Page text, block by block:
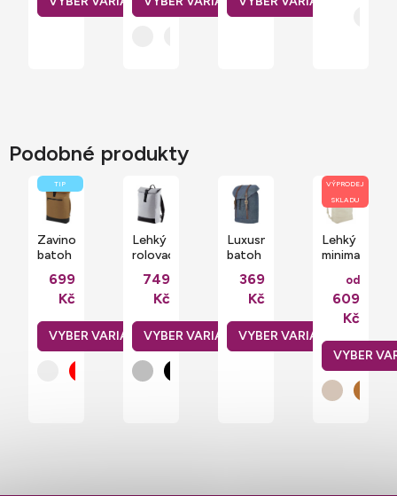
NuHide™
Podobné produkty
TIP
Zavinovací
batoh
notebook
Roll-
20 l
nepromokavý
699
Kč
Lehký
rolovací
do
města
reflexní
úpravou
15 l
749
Kč
Luxusní
batoh
notebook
Cornwall
litrů
369
Kč
VÝPRODEJ
SKLADU
Lehký
rolovací
batoh
do
15,6"
od
609
Kč